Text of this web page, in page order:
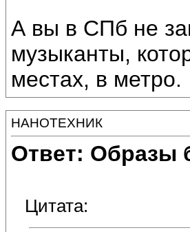
А вы в СПб не
музыканты,
местах, в метро.
НАНОТЕХНИК
Ответ: Образы
Цитата: